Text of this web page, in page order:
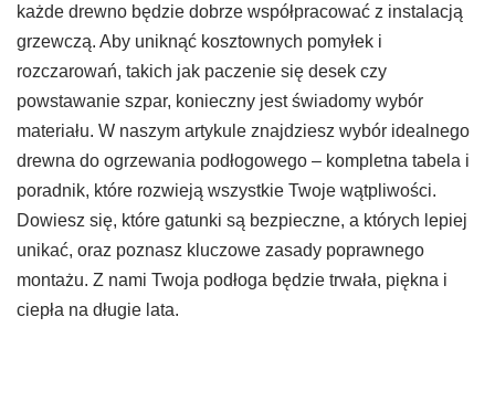
każde drewno będzie dobrze współpracować z instalacją
grzewczą. Aby uniknąć kosztownych pomyłek i
rozczarowań, takich jak paczenie się desek czy
powstawanie szpar, konieczny jest świadomy wybór
materiału. W naszym artykule znajdziesz wybór idealnego
drewna do ogrzewania podłogowego – kompletna tabela i
poradnik, które rozwieją wszystkie Twoje wątpliwości.
Dowiesz się, które gatunki są bezpieczne, a których lepiej
unikać, oraz poznasz kluczowe zasady poprawnego
montażu. Z nami Twoja podłoga będzie trwała, piękna i
ciepła na długie lata.